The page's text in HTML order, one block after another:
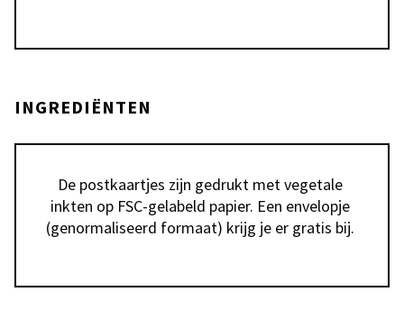
INGREDIËNTEN
De postkaartjes zijn gedrukt met vegetale
inkten op FSC-gelabeld papier. Een envelopje
(genormaliseerd formaat) krijg je er gratis bij.